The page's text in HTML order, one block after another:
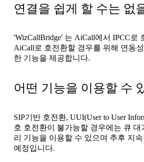
연결을 쉽게 할 수는 없
'WizCallBridge' 는 AiCall에서 IPCC로
AiCall로 호전환할 경우를 위해 연동
한 기능을 제공합니다.
어떤 기능을 이용할 수
SIP기반 호전환, UUI(User to User
호 호전환이 불가능할 경우에는 큐
리 기능을 이용할 수 있으며 추후 지
예정입니다.